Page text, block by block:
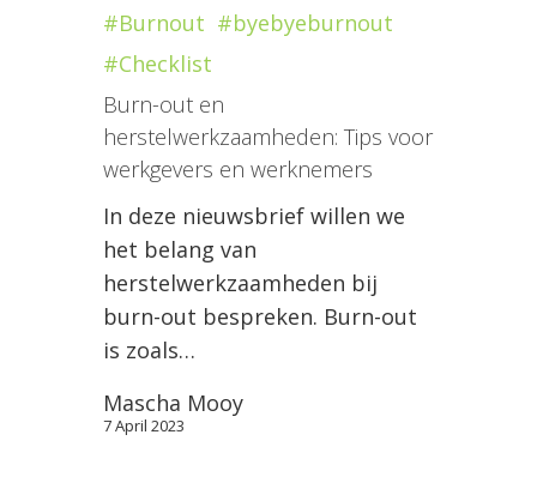
#Burnout #byebyeburnout
#Checklist
Burn-out en
herstelwerkzaamheden: Tips voor
werkgevers en werknemers
In deze nieuwsbrief willen we
het belang van
herstelwerkzaamheden bij
burn-out bespreken. Burn-out
is zoals…
Mascha Mooy
7 April 2023